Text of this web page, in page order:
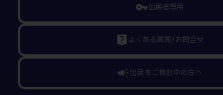
vpn_key出展者専用
live_help よくある質問/お問合せ
campaign出展をご検討中の方へ